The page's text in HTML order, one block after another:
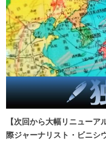
【次回から大幅リニュー
際ジャーナリスト・ビニシ